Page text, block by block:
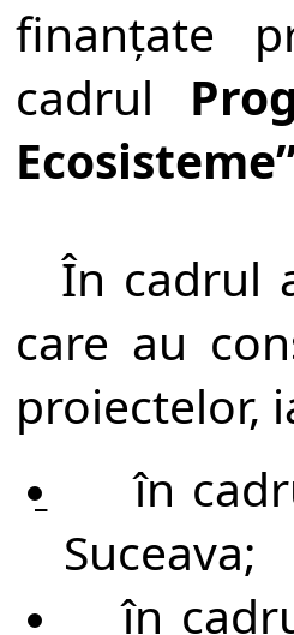
finanţate
cadrul
Ecosisteme
În cadrul
care au
proiectelor,
în
Suceava;
în